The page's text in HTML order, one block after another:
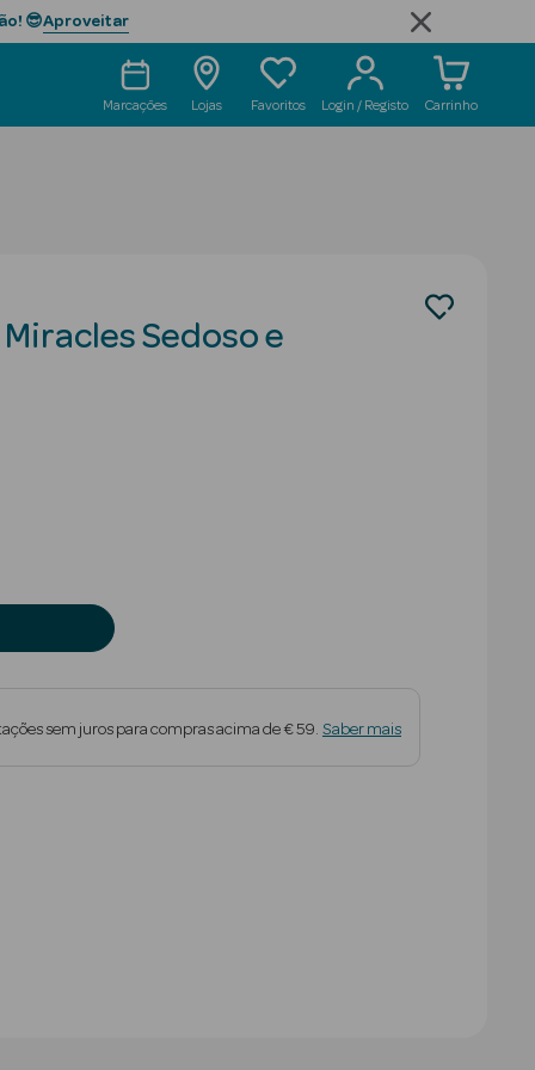
😎Aproveitar
Marcações Lojas Favoritos Login / Registo Carrinho
Sedoso e
sem juros para compras acima de € 59. Saber mais